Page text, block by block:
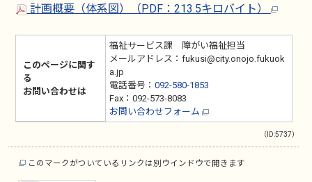
計画概要（体系図）（PDF：213.5キロバイト）
このページに関す
る
お問い合わせは
福祉サービス課 障がい福祉担当
メールアドレス：fukusi@city.onojo.fukuok
a.jp
電話番号： 092-580-1853
Fax：092-573-8083
お問い合わせフォーム
（ID:5737）
このマークがついているリンクは別ウインドウで開きます